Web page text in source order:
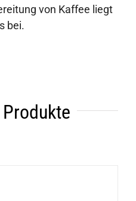
von Kaffee liegt
bei.